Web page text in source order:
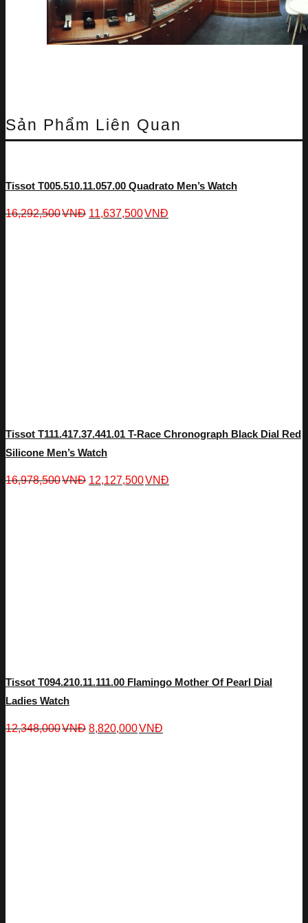
Sản Phẩm Liên Quan
Tissot T005.510.11.057.00 Quadrato Men’s Watch
16,292,500VNĐ 11,637,500VNĐ
Tissot T111.417.37.441.01 T-Race Chronograph Black Dial Red
Silicone Men’s Watch
16,978,500VNĐ 12,127,500VNĐ
Tissot T094.210.11.111.00 Flamingo Mother Of Pearl Dial
Ladies Watch
12,348,000VNĐ 8,820,000VNĐ